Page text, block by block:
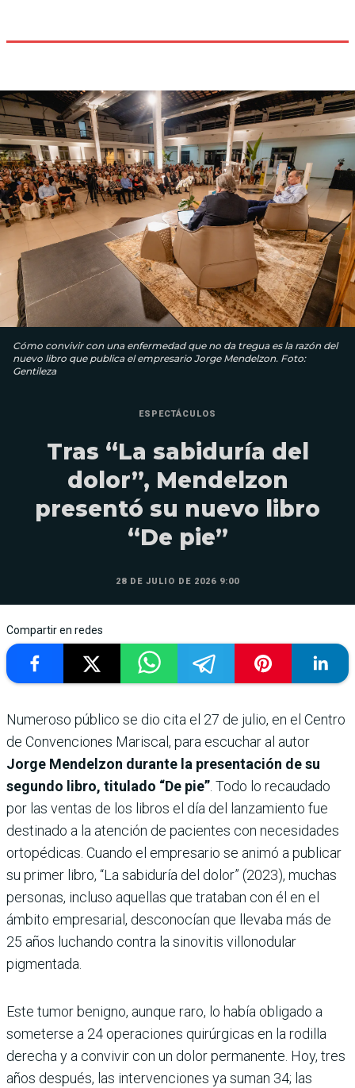
Cómo convivir con una enfermedad que no da tregua es la razón del
nuevo libro que publica el empresario Jorge Mendelzon. Foto:
Gentileza
ESPECTÁCULOS
Tras “La sabiduría del
dolor”, Mendelzon
presentó su nuevo libro
“De pie”
28 DE JULIO DE 2026 9:00
Compartir en redes
Numeroso público se dio cita el 27 de julio, en el Centro
de Convenciones Mariscal, para escuchar al autor
Jorge Mendelzon durante la presentación de su
segundo libro, titulado “De pie”. Todo lo recaudado
por las ventas de los libros el día del lanzamiento fue
destinado a la atención de pacientes con necesidades
ortopédicas. Cuando el empresario se animó a publicar
su primer libro, “La sabiduría del dolor” (2023), muchas
personas, incluso aquellas que trataban con él en el
ámbito empresarial, desconocían que llevaba más de
25 años luchando contra la sinovitis villonodular
pigmentada.
Este tumor benigno, aunque raro, lo había obligado a
someterse a 24 operaciones quirúrgicas en la rodilla
derecha y a convivir con un dolor permanente. Hoy, tres
años después, las intervenciones ya suman 34; las